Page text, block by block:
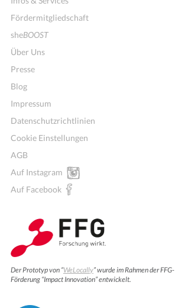
Fördermitgliedschaft
sheBOOST
Über Uns
Presse
Blog
Impressum
Datenschutzrichtlinien
Cookie Einstellungen
AGB
Auf Instagram
Auf Facebook
Der Prototyp von “WeLocally” wurde im Rahmen der FFG-
Förderung “Impact Innovation” entwickelt.